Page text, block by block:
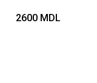
2600 MDL